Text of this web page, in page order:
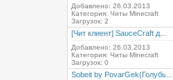
Добавлено: 26.03.2013
Категория: Читы Minecraft
Загрузок: 2
[Чит клиент] SauceCraft д...
Добавлено: 26.03.2013
Категория: Читы Minecraft
Загрузок: 0
Sobeit by PovarGek(Голубь...